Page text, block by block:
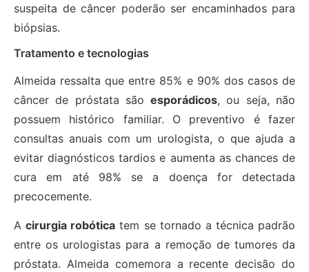
suspeita de câncer poderão ser encaminhados para
biópsias.
Tratamento e tecnologias
Almeida ressalta que entre 85% e 90% dos casos de
câncer de próstata sãoesporádicos, ou seja, não
possuem histórico familiar. O preventivo é fazer
consultas anuais com um urologista, o que ajuda a
evitar diagnósticos tardios e aumenta as chances de
cura em até 98% se a doença for detectada
precocemente.
Acirurgia robótica tem se tornado a técnica padrão
entre os urologistas para a remoção de tumores da
próstata. Almeida comemora a recente decisão do